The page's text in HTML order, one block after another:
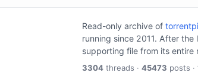
Read-only archive of
running since 2011. After
supporting file from its entire
3304 threads · 45473 posts ·